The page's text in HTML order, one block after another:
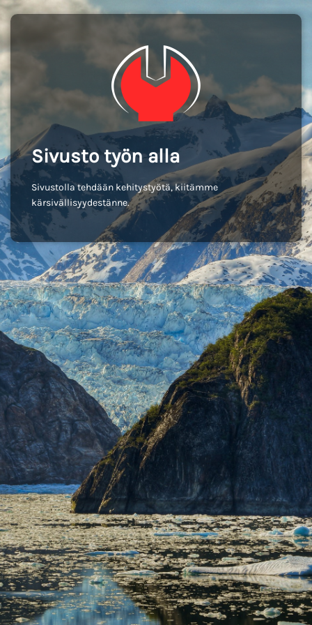
Sivusto työn alla
Sivustolla tehdään kehitystyötä, kiitämme
kärsivällisyydestänne.